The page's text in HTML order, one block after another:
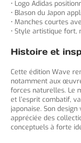
• Logo Adidas
• Blason du Japon
• Manches courtes
• Style artistique
Histoire et
Cette édition Wave
notamment aux
forces naturelles. Le
et l’esprit combatif,
japonaise. Son
appréciée des
conceptuels à forte